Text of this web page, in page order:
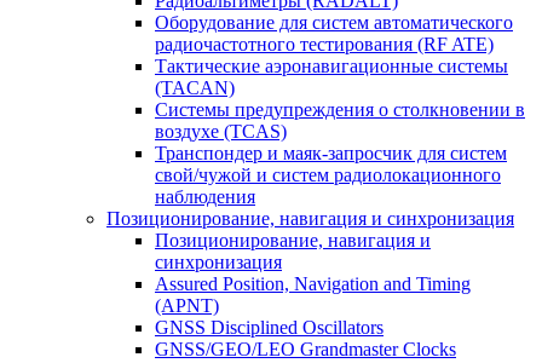
Оборудование для систем автоматического
радиочастотного тестирования (RF ATE)
Тактические аэронавигационные системы
(TACAN)
Системы предупреждения о столкновении в
воздухе (TCAS)
Транспондер и маяк-запросчик для систем
свой/чужой и систем радиолокационного
наблюдения
Позиционирование, навигация и синхронизация
Позиционирование, навигация и
синхронизация
Assured Position, Navigation and Timing
(APNT)
GNSS Disciplined Oscillators
GNSS/GEO/LEO Grandmaster Clocks